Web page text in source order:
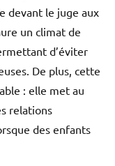
devant le juge aux
un climat de
d’éviter
De plus, cette
: elle met au
relations
des enfants